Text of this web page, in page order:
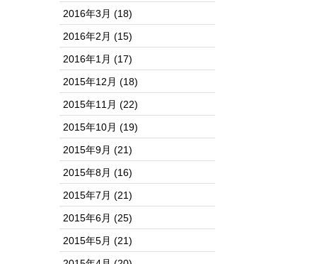
2016年3月 (18)
2016年2月 (15)
2016年1月 (17)
2015年12月 (18)
2015年11月 (22)
2015年10月 (19)
2015年9月 (21)
2015年8月 (16)
2015年7月 (21)
2015年6月 (25)
2015年5月 (21)